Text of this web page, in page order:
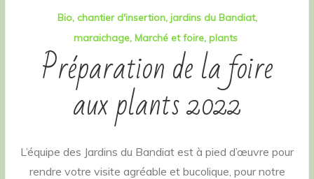
Bio chantier d'insertion jardins du Bandiat
maraichage Marché et foire plants
Préparation de la foire
aux plants 2022
L’équipe des Jardins du Bandiat est à pied d’œuvre pour
rendre votre visite agréable et bucolique, pour notre